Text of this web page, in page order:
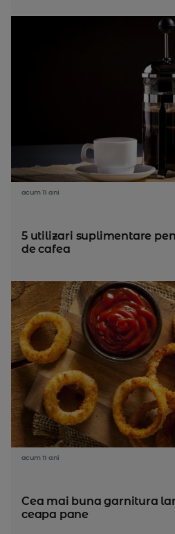
acum 11 ani
5 utilizari suplimentare
de cafea
acum 11 ani
Cea mai buna garnitura
ceapa pane